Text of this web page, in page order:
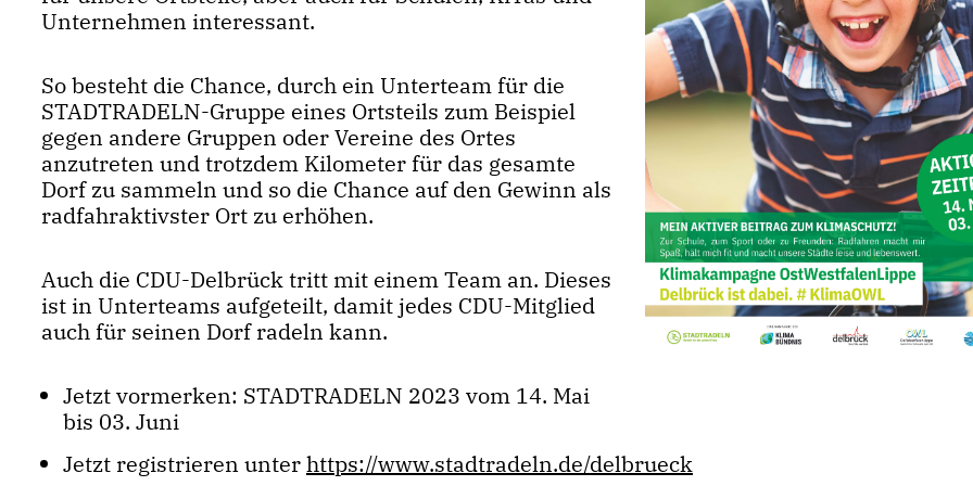
Unternehmen interessant.
So besteht die Chance, durch ein Unterteam für die
STADTRADELN-Gruppe eines Ortsteils zum Beispiel
gegen andere Gruppen oder Vereine des Ortes
anzutreten und trotzdem Kilometer für das gesamte
Dorf zu sammeln und so die Chance auf den Gewinn als
radfahraktivster Ort zu erhöhen.
Auch die CDU-Delbrück tritt mit einem Team an. Dieses
ist in Unterteams aufgeteilt, damit jedes CDU-Mitglied
auch für seinen Dorf radeln kann.
Jetzt vormerken: STADTRADELN 2023 vom 14. Mai
bis 03. Juni
Jetzt registrieren unterhttps://www.stadtradeln.de/delbrueck